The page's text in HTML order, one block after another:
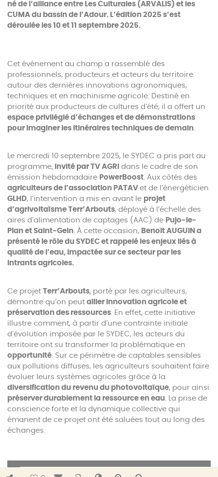
né de l’alliance entre Les Culturales (ARVALIS) et les
CUMA du bassin de l’Adour. L’édition 2025 s’est
déroulée les 10 et 11 septembre 2025.
Cet événement au champ a rassemblé des
professionnels, producteurs et acteurs du territoire
autour des dernières innovations agronomiques,
techniques et en machinisme agricole. Destiné en
priorité aux producteurs de cultures d’été, il a offert un
espace privilégié d’échanges et de démonstrations
pour imaginer les itinéraires techniques de demain
Le mercredi 10 septembre 2025, le SYDEC a pris part au
programme, invité par TV AGRI dans le cadre de son
émission hebdomadaire PowerBoost. Aux côtés des
agriculteurs de l’association PATAV et de l’énergéticien
GLHD, l’intervention a mis en avant le projet
d’agrivoltaïsme Terr’Arbouts, déployé à l’échelle des
aires d’alimentation de captages (AAC) de Pujo-le-
Plan et Saint-Gein. À cette occasion, Benoit AUGUIN a
présenté le rôle du SYDEC et rappelé les enjeux liés à
qualité de l’eau, impactée sur ce secteur par les
intrants agricoles.
Ce projet Terr’Arbouts, porté par les agriculteurs,
démontre qu’on peut allier innovation agricole et
préservation des ressources . En effet, cette initiative
illustre comment, à partir d’une contrainte initiale
d’évolution imposée par le SYDEC, les acteurs du
territoire ont su transformer la problématique en
opportunité . Sur ce périmètre de captables sensibles
aux pollutions diffuses, les agriculteurs souhaitent faire
évoluer leurs systèmes agricoles grâce à la
diversification du revenu du photovoltaïque, pour ainsi
préserver durablement la ressource en eau . La prise de
conscience forte et la dynamique collective qui
émanent de ce projet ont été saluées tout au long des
échanges.